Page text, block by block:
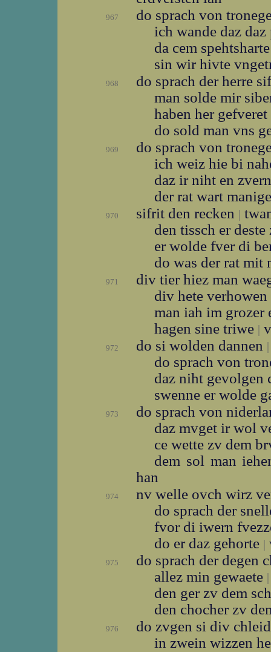
967
do sprach von
ich wande daz
da cem
sin wir hivte
968
do sprach der herre
man solde mir
haben her gefveret
do sold man vns
969
do sprach von
ich weiz hie bi
daz ir niht en
der rat wart
970 sifrit den recken |
den tissch er
er wolde fver di
do was der rat mit
971
div tier hiez man
div hete verhowen
man iah im grozer
hagen sine triwe |
972 do si wolden dannen |
do sprach von
daz niht gevolgen
swenne er wolde
973
do sprach von
daz mvget ir wol
ce wette zv dem
dem sol man
han
974
nv welle ovch wirz
do sprach der
fvor di iwern
do er daz gehorte |
975
do sprach der degen
allez min gewaete |
den ger zv dem
den chocher zv
976
do zvgen si div
in zwein wizzen